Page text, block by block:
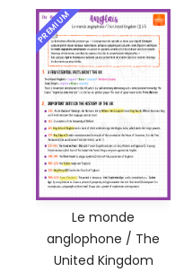
PREMIUM
Le monde
anglophone / The
United Kingdom